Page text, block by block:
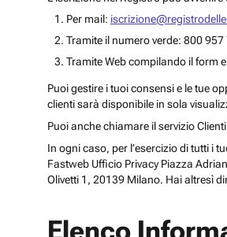
Per mail:
Tramite il numero verde: 800
Tramite Web compilando il form
Puoi gestire i tuoi consensi e le tue
clienti sarà disponibile in sola
Puoi anche chiamare il servizio
In ogni caso, per l’esercizio di tutti i
Fastweb Ufficio Privacy Piazza
Olivetti 1, 20139 Milano. Hai altresì